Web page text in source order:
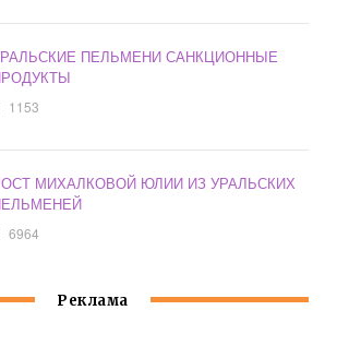
ПЕЛЬМЕНИ САНКЦИОННЫЕ
1153
МИХАЛКОВОЙ ЮЛИИ ИЗ УРАЛЬСКИХ
6964
Реклама